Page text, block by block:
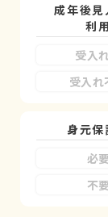
成年後見
利用
受入
受入れ
身元保
必
不